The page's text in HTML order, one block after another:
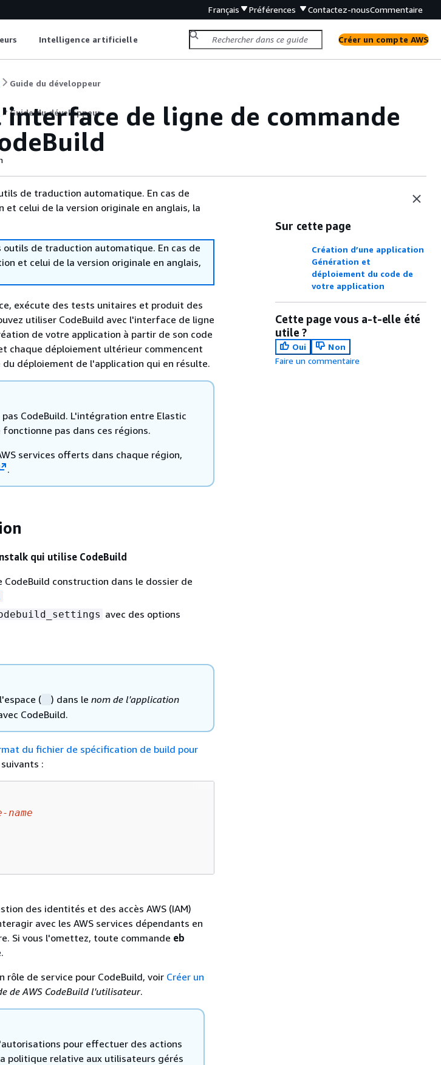
Français Préférences Contactez-nousCommentaire
Intelligence artificielle Créer un compte AWS
Guide du développeur
Guide du développeur
de ligne de commande
de traduction automatique. En cas de
celui de la version originale en anglais, la
de traduction automatique. En cas de
et celui de la version originale en anglais,
exécute des tests unitaires et produit des
utiliser CodeBuild avec l'interface de ligne
de votre application à partir de son code
chaque déploiement ultérieur commencent
déploiement de l'application qui en résulte.
CodeBuild. L'intégration entre Elastic
pas dans ces régions.
services offerts dans chaque région,
.
qui utilise CodeBuild
construction dans le dossier de
avec des options
( ) dans le nom de l'application
CodeBuild.
du fichier de spécification de build pour
:
name
des identités et des accès AWS (IAM)
avec les AWS services dépendants en
Si vous l'omettez, toute commande eb
rôle de service pour CodeBuild, voir Créer un
de AWS CodeBuild l'utilisateur.
pour effectuer des actions
politique relative aux utilisateurs gérés
Sur cette page
Création d’une application
Génération et
déploiement du code de
votre application
Cette page vous a-t-elle été
utile ?
Oui
Non
Faire un commentaire